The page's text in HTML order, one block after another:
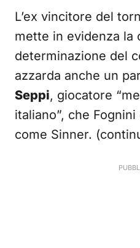
L’ex vincitore del
mette in evidenza la
determinazione del
azzarda anche un
Seppi, giocatore
italiano”, che
come Sinner.